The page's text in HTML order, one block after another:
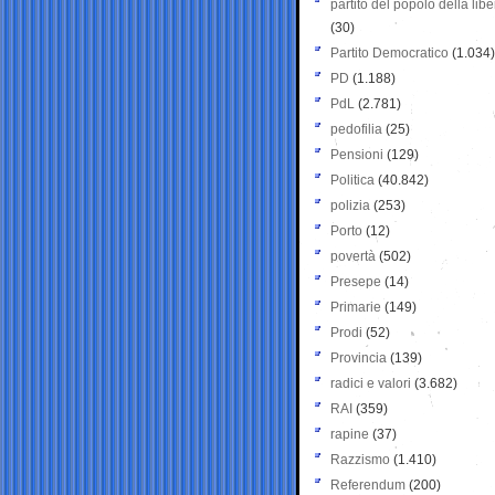
partito del popolo della
(30)
Partito Democratico (1.034)
PD (1.188)
PdL (2.781)
pedofilia (25)
Pensioni (129)
Politica (40.842)
polizia (253)
Porto (12)
povertà (502)
Presepe (14)
Primarie (149)
Prodi (52)
Provincia (139)
radici e valori (3.682)
RAI (359)
rapine (37)
Razzismo (1.410)
Referendum (200)